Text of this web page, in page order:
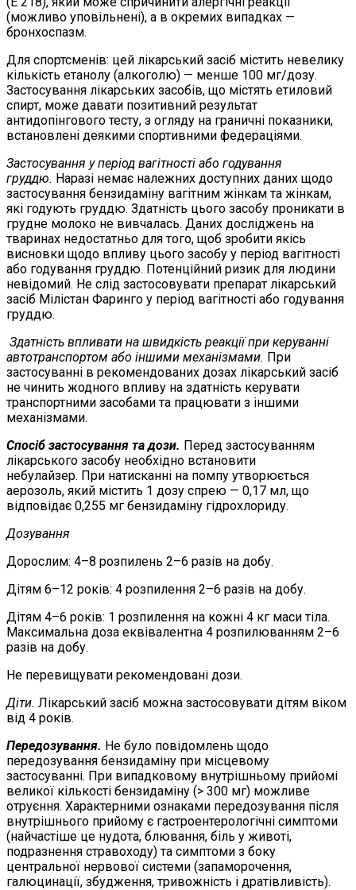
(можливо уповільнені), а в окремих випадках —
бронхоспазм.
Для спортсменів: цей лікарський засіб містить невелику
кількість етанолу (алкоголю) — менше 100 мг/дозу.
Застосування лікарських засобів, що містять етиловий
спирт, може давати позитивний результат
антидопінгового тесту, з огляду на граничні показники,
встановлені деякими спортивними федераціями.
Застосування у період вагітності або годування
груддю. Наразі немає належних доступних даних щодо
застосування бензидаміну вагітним жінкам та жінкам,
які годують груддю. Здатність цього засобу проникати в
грудне молоко не вивчалась. Даних досліджень на
тваринах недостатньо для того, щоб зробити якісь
висновки щодо впливу цього засобу у період вагітності
або годування груддю. Потенційний ризик для людини
невідомий. Не слід застосовувати препарат лікарський
засіб Мілістан Фаринго у період вагітності або годування
груддю.
Здатність впливати на швидкість реакції при керуванні
автотранспортом або іншими механізмами. При
застосуванні в рекомендованих дозах лікарський засіб
не чинить жодного впливу на здатність керувати
транспортними засобами та працювати з іншими
механізмами.
Спосіб застосування та дози. Перед застосуванням
лікарського засобу необхідно встановити
небулайзер. При натисканні на помпу утворюється
аерозоль, який містить 1 дозу спрею — 0,17 мл, що
відповідає 0,255 мг бензидаміну гідрохлориду.
Дозування
Дорослим: 4–8 розпилень 2–6 разів на добу.
Дітям 6–12 років: 4 розпилення 2–6 разів на добу.
Дітям 4–6 років: 1 розпилення на кожні 4 кг маси тіла.
Максимальна доза еквівалентна 4 розпилюванням 2–6
разів на добу.
Не перевищувати рекомендовані дози.
Діти. Лікарський засіб можна застосовувати дітям віком
від 4 років.
Передозування. Не було повідомлень щодо
передозування бензидаміну при місцевому
застосуванні. При випадковому внутрішньому прийомі
великої кількості бензидаміну (> 300 мг) можливе
отруєння. Характерними ознаками передозування після
внутрішнього прийому є гастроентерологічні симптоми
(найчастіше це нудота, блювання, біль у животі,
подразнення стравоходу) та симптоми з боку
центральної нервової системи (запаморочення,
галюцинації, збудження, тривожність і дратівливість).